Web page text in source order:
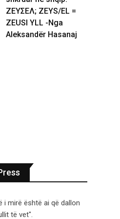
ΖΕΥΣΕΛ; ZEYS/EL =
ZEUSI YLL -Nga
Aleksandër Hasanaj
i mirë është ai që dallon
të vet".